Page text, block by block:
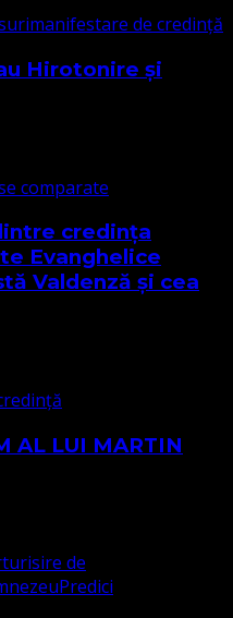
manifestare de credință
Hirotonire și
comparate
credința
Evanghelice
Valdenză și cea
AL LUI MARTIN
de
Predici